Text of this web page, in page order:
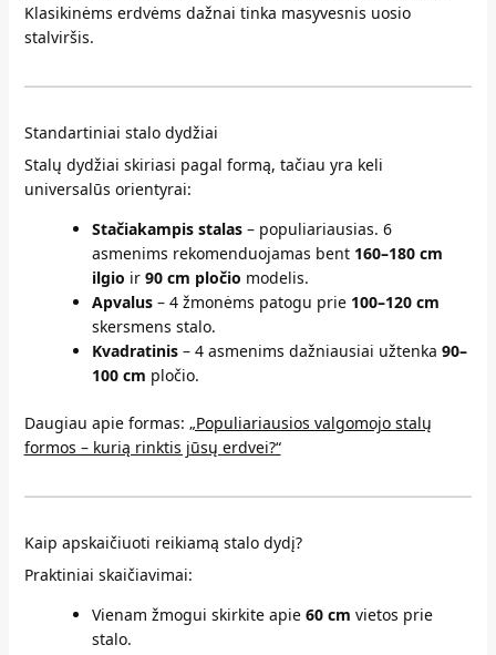
Klasikinėms erdvėms dažnai tinka masyvesnis uosio
stalviršis.
Standartiniai stalo dydžiai
Stalų dydžiai skiriasi pagal formą, tačiau yra keli
universalūs orientyrai:
Stačiakampis stalas– populiariausias. 6
asmenims rekomenduojamas bent 160–180 cm
ilgio ir 90 cm pločio modelis.
Apvalus– 4 žmonėms patogu prie 100–120 cm
skersmens stalo.
Kvadratinis– 4 asmenims dažniausiai užtenka 90–
100 cm pločio.
Daugiau apie formas: „Populiariausios valgomojo stalų
formos – kurią rinktis jūsų erdvei?“
Kaip apskaičiuoti reikiamą stalo dydį?
Praktiniai skaičiavimai:
Vienam žmogui skirkite apie 60 cm vietos prie
stalo.